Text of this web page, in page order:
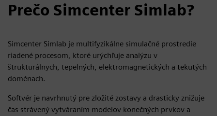
Prečo Simcenter Simlab?
Simcenter Simlab je multifyzikálne simulačné prostredie
riadené procesom, ktoré urýchľuje analýzu v
štrukturálnych, tepelných, elektromagnetických a tekutých
doménach.
Softvér je navrhnutý pre zložité zostavy a drasticky znižuje
čas strávený vytváraním modelov konečných prvkov a